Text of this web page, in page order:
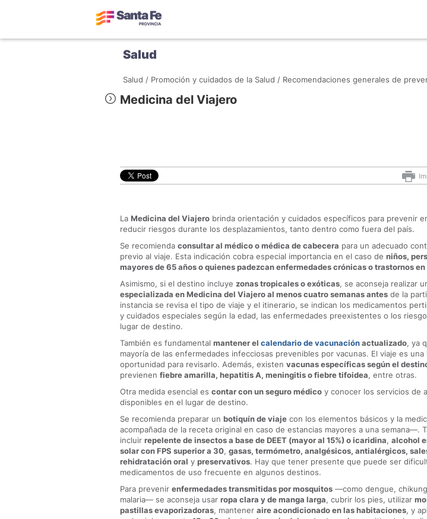
Salud
Salud / Promoción y cuidados de la Salud / Recomendaciones generales de
Medicina del Viajero
La Medicina del Viajero brinda orientación y cuidados específicos para prevenir
reducir riesgos durante los desplazamientos, tanto dentro como fuera del país.
Se recomienda consultar al médico o médica de cabecera para un adecuado
previo al viaje. Esta indicación cobra especial importancia en el caso de niños,
mayores de 65 años o quienes padezcan enfermedades crónicas o trastornos
Asimismo, si el destino incluye zonas tropicales o exóticas, se aconseja realizar
especializada en Medicina del Viajero al menos cuatro semanas antes de la
instancia se revisa el tipo de viaje y el itinerario, se indican los medicamentos
y cuidados especiales según la edad, las enfermedades preexistentes o los
lugar de destino.
También es fundamental mantener el calendario de vacunaciónactualizado, ya
mayoría de las enfermedades infecciosas prevenibles por vacunas. El viaje es una
oportunidad para revisarlo. Además, existen vacunas específicas según el
previenen fiebre amarilla, hepatitis A, meningitis o fiebre tifoidea, entre otras.
Otra medida esencial es contar con un seguro médico y conocer los servicios de
disponibles en el lugar de destino.
Se recomienda preparar un botiquín de viaje con los elementos básicos y la
acompañada de la receta original en caso de estancias mayores a una semana—.
incluir repelente de insectos a base de DEET (mayor al 15%) o icaridina, alcohol
solar con FPS superior a 30, gasas, termómetro, analgésicos, antialérgicos,
rehidratación oral y preservativos. Hay que tener presente que puede ser
medicamentos de uso frecuente en algunos destinos.
Para prevenir enfermedades transmitidas por mosquitos —como dengue,
malaria— se aconseja usar ropa clara y de manga larga, cubrir los pies, utilizar
pastillas evaporizadoras, mantener aire acondicionado en las habitaciones, y